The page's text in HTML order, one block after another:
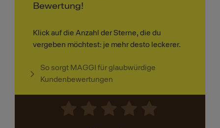
Bewertung!
Klick auf die Anzahl der Sterne, die du
vergeben möchtest: je mehr desto leckerer.
So sorgt MAGGI für glaubwürdige
Kundenbewertungen